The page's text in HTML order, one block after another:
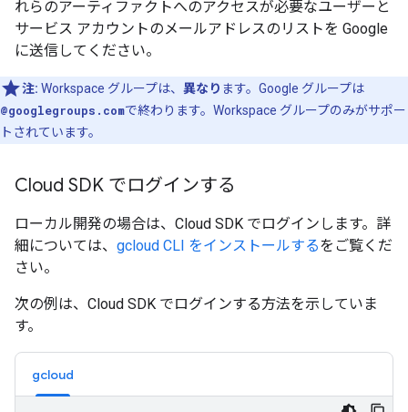
れらのアーティファクトへのアクセスが必要なユーザーと
サービス アカウントのメールアドレスのリストを Google
に送信してください。
注: Workspace グループは、 異なり ます。Google グループは
@googlegroups.comで終わります。Workspace グループのみがサポー
トされています。
Cloud SDK でログインする
ローカル開発の場合は、Cloud SDK でログインします。詳
細については、 gcloud CLI をインストールするをご覧くだ
さい。
次の例は、Cloud SDK でログインする方法を示していま
す。
gcloud